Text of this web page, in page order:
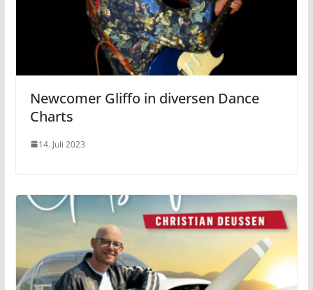
Newcomer Gliffo in diversen Dance
Charts
14. Juli 2023